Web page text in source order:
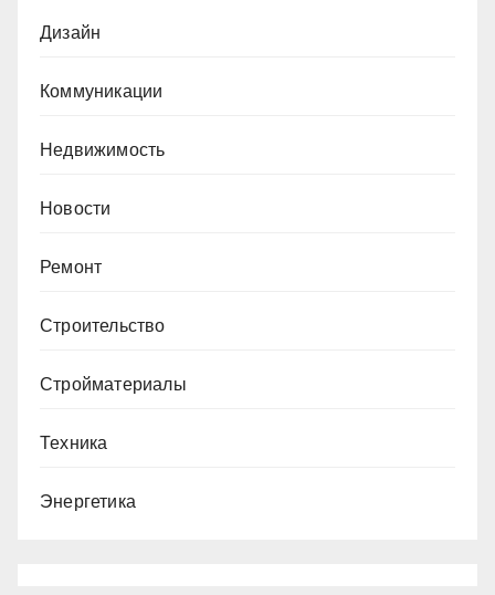
Дизайн
Коммуникации
Недвижимость
Новости
Ремонт
Строительство
Стройматериалы
Техника
Энергетика